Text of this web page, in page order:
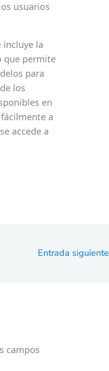
usuarios
incluye la
que permite
para
los
en
a
accede a
Entrada siguiente
campos